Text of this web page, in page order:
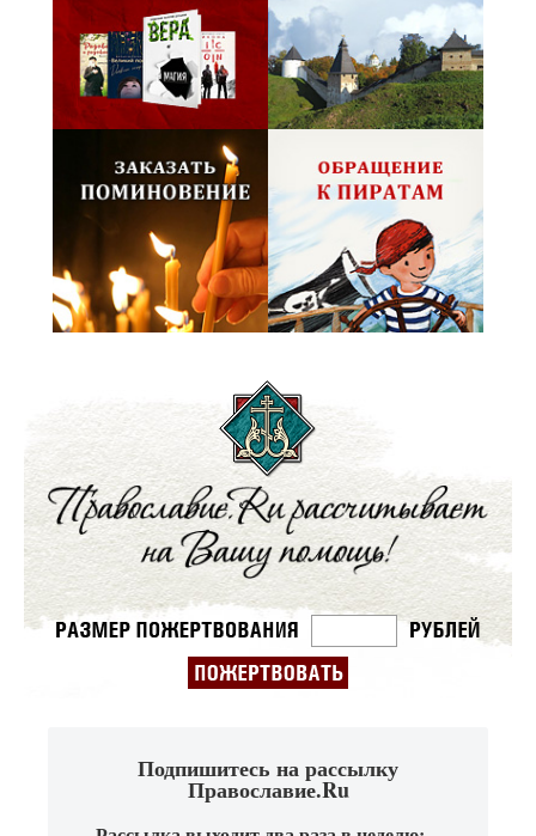
Подпишитесь на рассылку
Православие.Ru